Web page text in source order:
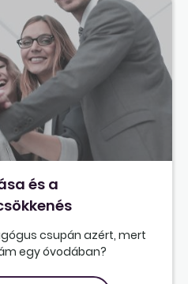
és a
csupán azért, mert
egy óvodában?